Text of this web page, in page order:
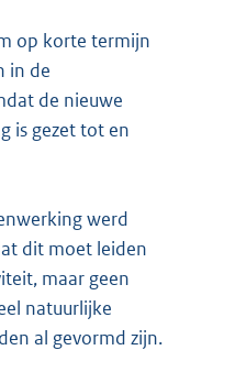
op korte termijn
in de
de nieuwe
is gezet tot en
werd
dit moet leiden
maar geen
natuurlijke
al gevormd zijn.